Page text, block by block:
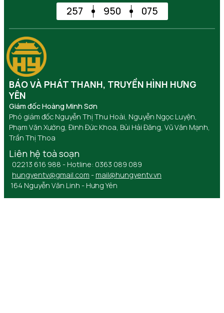
257 950 075
BÁO VÀ PHÁT THANH, TRUYỀN HÌNH HƯNG
YÊN
Giám đốc Hoàng Minh Sơn
Phó giám đốc Nguyễn Thị Thu Hoài, Nguyễn Ngọc Luyện,
Phạm Văn Xướng, Đinh Đức Khoa, Bùi Hải Đăng, Vũ Văn Mạnh,
Trần Thị Thoa
Liên hệ toà soạn
02213 616 988 - Hotline: 0363 089 089
hungyentv@gmail.com - mail@hungyentv.vn
164 Nguyễn Văn Linh - Hưng Yên